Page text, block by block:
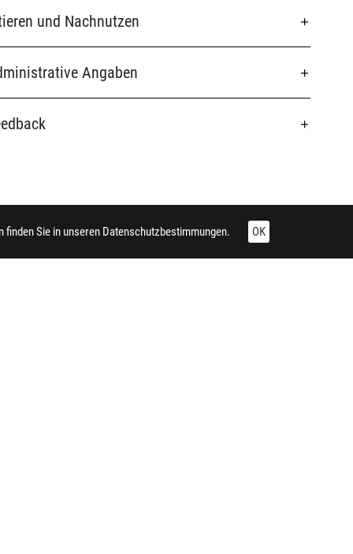
und Nachnutzen
Angaben
finden Sie in unseren Datenschutzbestimmungen. OK